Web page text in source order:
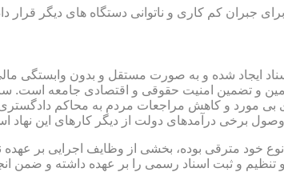
جبران کم کاری و ناتوانی دستگاه های دیگر قرار
ایجاد شده و به صورت مستقل و بدون وابستگی
و تضمین امنیت حقوقی و اقتصادی جامعه است.
مورد و کاهش مراجعات مردم به محاکم دادگستری
برخی درآمدهای دولت از دیگر کارهای این نهاد
خود مترقی بوده، بخشی از وظایف اجرایی بر
و ثبت اسناد رسمی را بر عهده داشته و ضمن